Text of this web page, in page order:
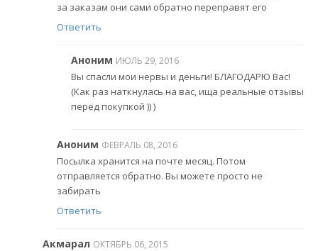
за заказам они сами обратно переправят его
Ответить
Аноним ИЮЛЬ 29, 2016
Вы спасли мои нервы и деньги! БЛАГОДАРЮ Вас!
(Как раз наткнулась на вас, ища реальные отзывы
перед покупкой )) )
Аноним ФЕВРАЛЬ 08, 2016
Посылка хранится на почте месяц. Потом
отправляется обратно. Вы можете просто не
забирать
Ответить
Акмарал ОКТЯБРЬ 06, 2015